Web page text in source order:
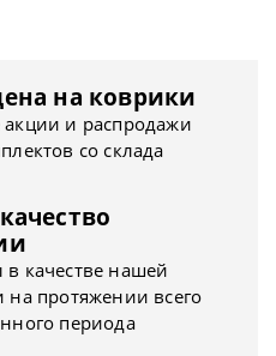
на коврики
и распродажи
со склада
качестве нашей
на протяжении всего
периода